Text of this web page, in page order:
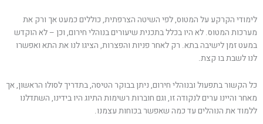
לימודי הקרקע על המטוס, לפי השיטה הצרפתית, כוללים כמעט אך ורק את
מערכות המטוס. לא היו בכלל בתכנית שיעורים בנוהלי חירום, וכן – לא הוקדש
במעט זמן לישיבה בתא. רק לאחר פניות והפצרות, הציגו לנו את התא ואפשרו
לנו לשבת בו קצת.
כל הקשור בתפעול ובנוהלי חירום, ניתן בבוקר הטיסה, בתדריך לסולו הראשון, אך
מאחר והיינו ערים לנקודה זו, וגם חוברות רשימות התיוג היו בידינו, השתדלנו
ללמוד את הנוהלים עד כמה שאפשר בכוחות עצמנו.